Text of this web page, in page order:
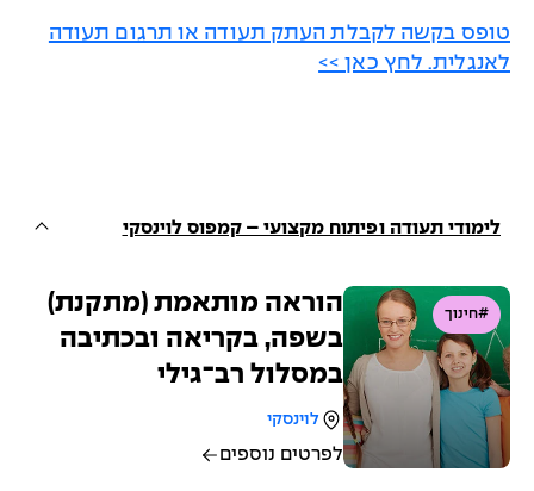
טופס בקשה לקבלת העתק תעודה או תרגום תעודה
לאנגלית. לחץ כאן >>
לימודי תעודה ופיתוח מקצועי – קמפוס לוינסקי
#חינוך
הוראה מותאמת (מתקנת)
בשפה, בקריאה ובכתיבה
במסלול רב־גילי
לוינסקי
לפרטים נוספים